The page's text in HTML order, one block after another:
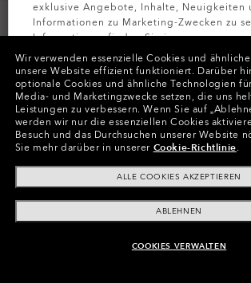
Farben (5) GestellSatin Black
Größe: L (135mm)-Diese Größe
meisten Menschen.
PassformNormale - Mit Hohem Steg
Größenanleitung ansehen
Wir verwenden essenzielle Cookies und
unsere Website effizient funktioniert. Darüber
optionale Cookies und ähnliche Technologien
Media- und Marketingzwecke setzen, die uns
Leistungen zu verbessern. Wenn Sie auf
werden wir nur die essenziellen Cookies
Besuch und das Durchsuchen unserer Website
Sie mehr darüber in unserer Cookie-Richtlinie.
ALLE COOKIES AKZEPTIEREN
ABLEHNEN
COOKIES VERWALTEN
exklusive Angebote, Inhalte, Neuigkeiten
Informationen zu Marketing-Zwecken zu
Informationen finden Sie in unserer
Datenschutzbestimmungen ).
MELDEN SIE